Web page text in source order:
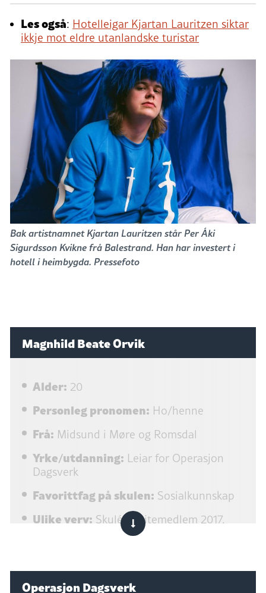
Les også: Hotelleigar Kjartan Lauritzen siktar
ikkje mot eldre utanlandske turistar
Bak artistnamnet Kjartan Lauritzen står Per Áki
Sigurdsson Kvikne frå Balestrand. Han har investert i
hotell i heimbygda. Pressefoto
Magnhild Beate Orvik
Alder: 20
Personleg pronomen: Ho/henne
Frå: Midsund i Møre og Romsdal
Yrke/utdanning: Leiar for Operasjon
Dagsverk
Favorittfag på skulen: Sosialkunnskap
Ulike verv: Skulékomitemedlem 2017,
Distriktskomitémedlem 2018-2020,
Medlem i:Framtiden i våre hender,
lightup og Natur og Ungdom
Operasjon Dagsverk